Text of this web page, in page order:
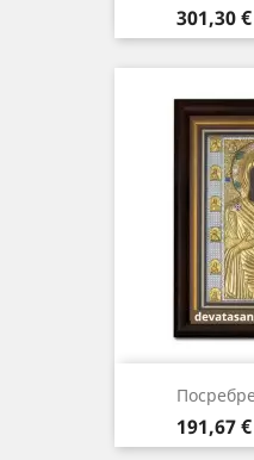
Цена
301,30
Цена
191,67